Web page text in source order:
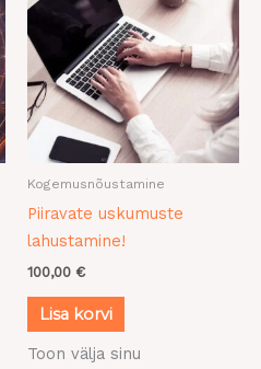
Kogemusnõustamine
Piiravate uskumuste
lahustamine!
100,00 €
Lisa korvi
Toon välja sinu